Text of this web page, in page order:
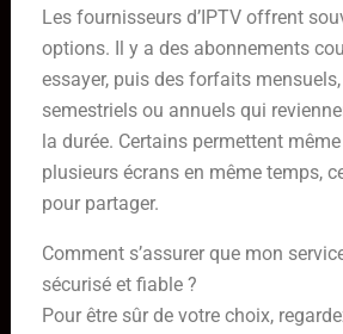
Les fournisseurs d’IPTV offrent
options. Il y a des abonnements
essayer, puis des forfaits
semestriels ou annuels qui
la durée. Certains permettent
plusieurs écrans en même temps,
pour partager.
Comment s’assurer que mon
sécurisé et fiable ?
Pour être sûr de votre choix,